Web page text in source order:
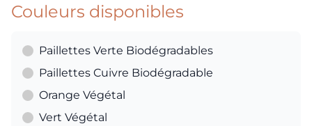
Couleurs disponibles
Paillettes Verte Biodégradables
Paillettes Cuivre Biodégradable
Orange Végétal
Vert Végétal